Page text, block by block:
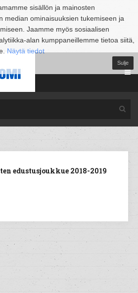
sisällön ja mainosten
median ominaisuuksien tukemiseen ja
Jaamme myös sosiaalisen
alan kumppaneillemme tietoa siitä,
Näytä tiedot
Sulje
edustusjoukkue 2018-2019